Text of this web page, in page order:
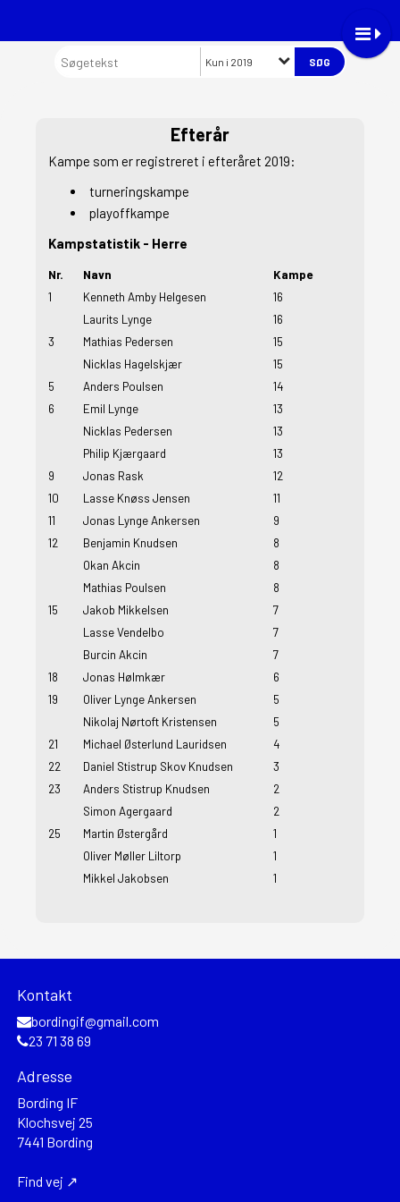
Kun i 2019
Efterår
Kampe som erregistreret i efteråret 2019:
turneringskampe
playoffkampe
Kampstatistik - Herre
Nr. Navn
Kampe
1
Kenneth Amby Helgesen
16
Laurits Lynge
16
3
Mathias Pedersen
15
Nicklas Hagelskjær
15
5
Anders Poulsen
14
6
Emil Lynge
13
Nicklas Pedersen
13
Philip Kjærgaard
13
9
Jonas Rask
12
10
Lasse Knøss Jensen
11
11
Jonas Lynge Ankersen
9
12
Benjamin Knudsen
8
Okan Akcin
8
Mathias Poulsen
8
15
Jakob Mikkelsen
7
Lasse Vendelbo
7
Burcin Akcin
7
18
Jonas Hølmkær
6
19
Oliver Lynge Ankersen
5
Nikolaj Nørtoft Kristensen
5
21
Michael Østerlund Lauridsen
4
22
Daniel Stistrup Skov Knudsen
3
23
Anders Stistrup Knudsen
2
Simon Agergaard
2
25
Martin Østergård
1
Oliver Møller Liltorp
1
Mikkel Jakobsen
1
Kontakt
bordingif@gmail.com
23 71 38 69
Adresse
Bording IF
Klochsvej 25
7441 Bording
Find vej ↗